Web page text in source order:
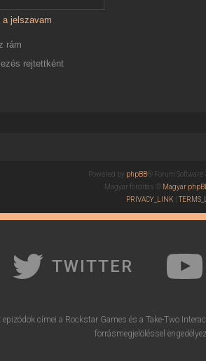
a jelszavam
rám
rejtettként
Powered by phpBB® Forum Software
Magyar fordítás © Magyar
PRIVACY_LINK |
TWITTER
epizódok címei a Rockstar Games és a Take-Two
forrásmegjelöléssel